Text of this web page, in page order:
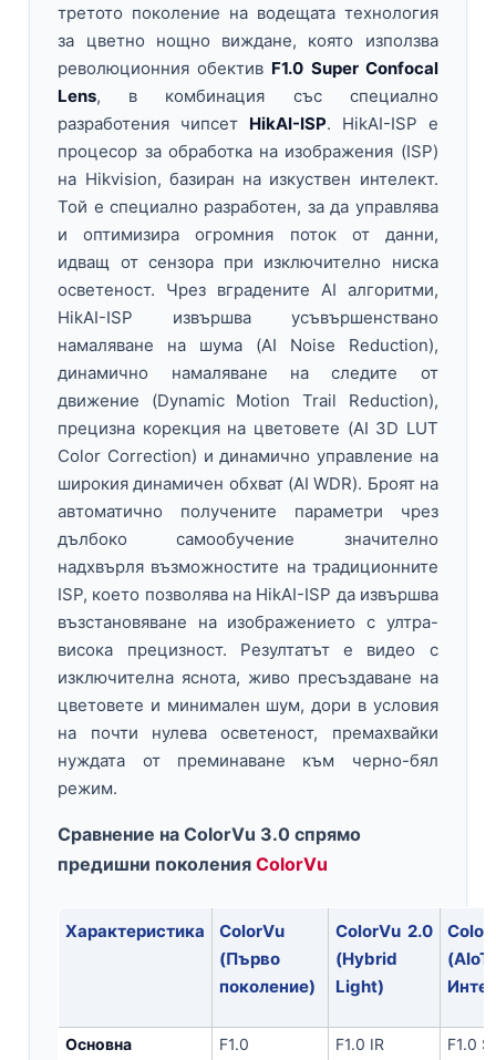
третото поколение на водещата технология
за цветно нощно виждане, която използва
революционния обектив F1.0 Super Confocal
Lens, в комбинация със специално
разработения чипсет HikAI-ISP. HikAI-ISP е
процесор за обработка на изображения (ISP)
на Hikvision, базиран на изкуствен интелект.
Той е специално разработен, за да управлява
и оптимизира огромния поток от данни,
идващ от сензора при изключително ниска
осветеност. Чрез вградените AI алгоритми,
HikAI-ISP извършва усъвършенствано
намаляване на шума (AI Noise Reduction),
динамично намаляване на следите от
движение (Dynamic Motion Trail Reduction),
прецизна корекция на цветовете (AI 3D LUT
Color Correction) и динамично управление на
широкия динамичен обхват (AI WDR). Броят на
автоматично получените параметри чрез
дълбоко самообучение значително
надхвърля възможностите на традиционните
ISP, което позволява на HikAI-ISP да извършва
възстановяване на изображението с ултра-
висока прецизност. Резултатът е видео с
изключителна яснота, живо пресъздаване на
цветовете и минимален шум, дори в условия
на почти нулева осветеност, премахвайки
нуждата от преминаване към черно-бял
режим.
Сравнение на ColorVu 3.0 спрямо
предишни поколенияColorVu
Характеристика
ColorVu
(Първо
поколение)
ColorVu 2.0
(Hybrid
Light)
(AIoT
Основна
F1.0
F1.0 IR
F1.0